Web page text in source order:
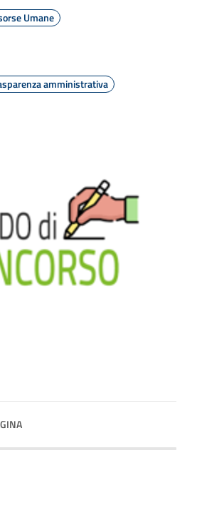
Umane
amministrativa